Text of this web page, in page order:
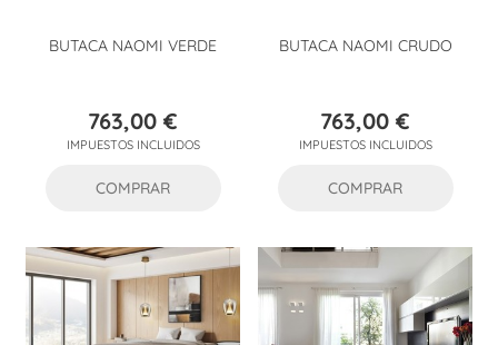
BUTACA NAOMI VERDE
Precio
763,00 €
IMPUESTOS INCLUIDOS
COMPRAR
BUTACA NAOMI CRUDO
Precio
763,00 €
IMPUESTOS INCLUIDOS
COMPRAR